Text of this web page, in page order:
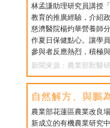
林孟謙助理研究員講授
教育的推廣經驗，介紹
慈濟醫院楊灼華營養師
作夏日保健點心。讓學
參與者反應熱烈，積極
新聞來源：農業部獸醫
自然解方、與鵬
農業部花蓮區農業改良
新成立的有機農業研究